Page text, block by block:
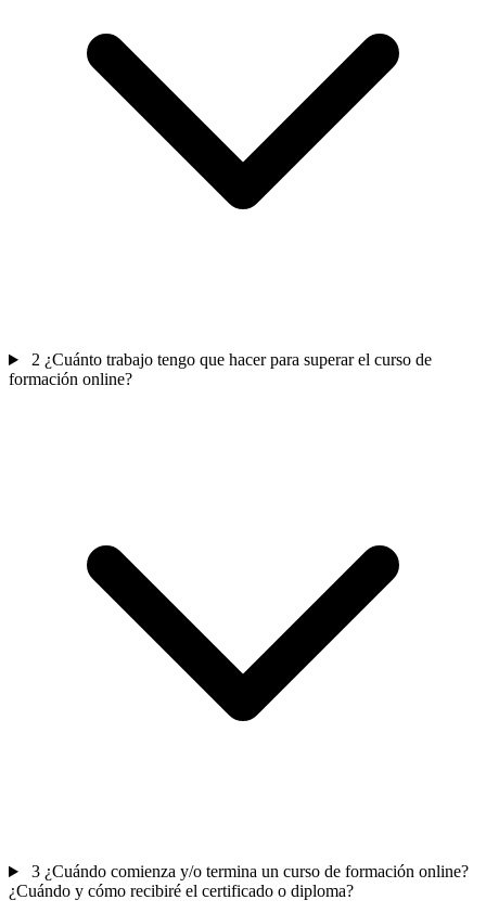
2 ¿Cuánto trabajo tengo que hacer para superar el curso de
formación online?
3 ¿Cuándo comienza y/o termina un curso de formación online?
¿Cuándo y cómo recibiré el certificado o diploma?